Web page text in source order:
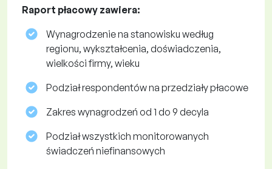
Raport płacowy zawiera:
Wynagrodzenie na stanowisku według
regionu, wykształcenia, doświadczenia,
wielkości firmy, wieku
Podział respondentów na przedziały płacowe
Zakres wynagrodzeń od 1 do 9 decyla
Podział wszystkich monitorowanych
świadczeń niefinansowych